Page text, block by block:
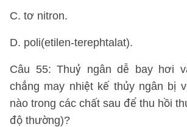
C. tơ nitron.
D. poli(etilen-terephtalat).
Câu 55: Thuỷ ngân dễ bay hơi
chẳng may nhiệt kế thủy ngân bị
nào trong các chất sau để thu hồi
độ thường)?